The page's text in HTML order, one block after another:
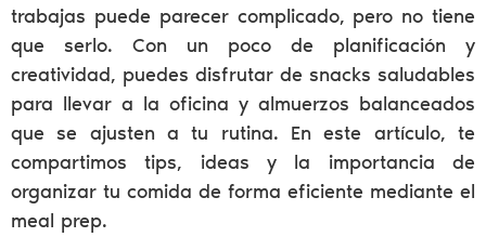
trabajas puede parecer complicado, pero no tiene
que serlo. Con un poco de planificación y
creatividad, puedes disfrutar de snacks saludables
para llevar a la oficina y almuerzos balanceados
que se ajusten a tu rutina. En este artículo, te
compartimos tips, ideas y la importancia de
organizar tu comida de forma eficiente mediante el
meal prep.